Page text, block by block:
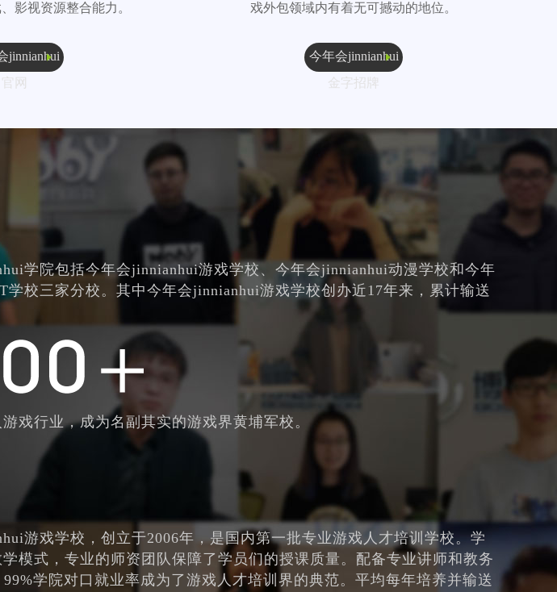
影视资源整合能力。
jinnianhui
官网
戏外包领域内有着无可撼动的地位。
今年会jinnianhui
金字招牌
学院包括今年会jinnianhui游戏学校、今年会jinnianhui动漫学校和今年
学校三家分校。其中今年会jinnianhui游戏学校创办近17年来，累计输送
戏行业，成为名副其实的游戏界黄埔军校。
游戏学校，创立于2006年，是国内第一批专业游戏人才培训学校。学
模式，专业的师资团队保障了学员们的授课质量。配备专业讲师和教务
学院对口就业率成为了游戏人才培训界的典范。平均每年培养并输送